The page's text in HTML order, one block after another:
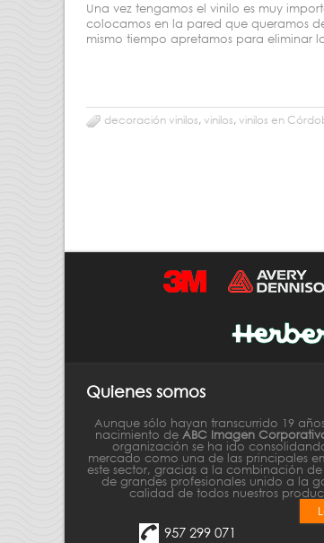
Una vez tengamos el vinilo es muy
colocamos en la pared que queramos
mismo tiempo apretamos para eliminar
decoración vinilos,vinilos,vinilos en
Quienes somos
Aunque sólo hayan transcurrido 19
nacimiento deABC Imagen
organización se ha ido
mercado como una de las principales
este sector, gracias a la combinación
de grandes profesionales unido a la
calidad de todos nuestros
957 299 071